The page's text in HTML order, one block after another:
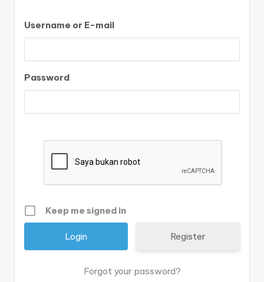
Username or E-mail
Password
Keep me signed in
Register
Forgot your password?